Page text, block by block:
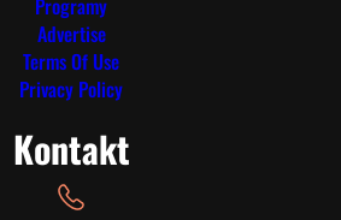
Programy
Advertise
Terms Of Use
Privacy Policy
Kontakt